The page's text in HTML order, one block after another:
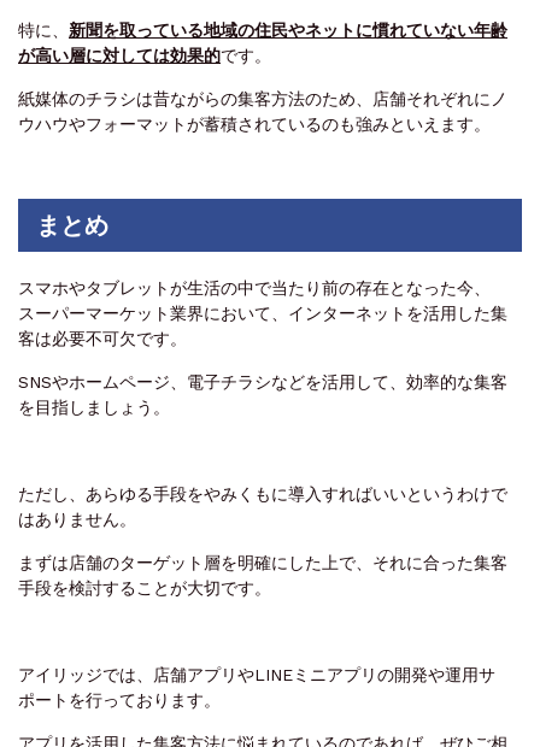
特に、 新聞を取っている地域の住民やネットに慣れていない年齢
が高い層に対しては効果的です。
紙媒体のチラシは昔ながらの集客方法のため、店舗それぞれにノ
ウハウやフォーマットが蓄積されているのも強みといえます。
まとめ
スマホやタブレットが生活の中で当たり前の存在となった今、
スーパーマーケット業界において、インターネットを活用した集
客は必要不可欠です。
SNSやホームページ、電子チラシなどを活用して、効率的な集客
を目指しましょう。
ただし、あらゆる手段をやみくもに導入すればいいというわけで
はありません。
まずは店舗のターゲット層を明確にした上で、それに合った集客
手段を検討することが大切です。
アイリッジでは、店舗アプリやLINEミニアプリの開発や運用サ
ポートを行っております。